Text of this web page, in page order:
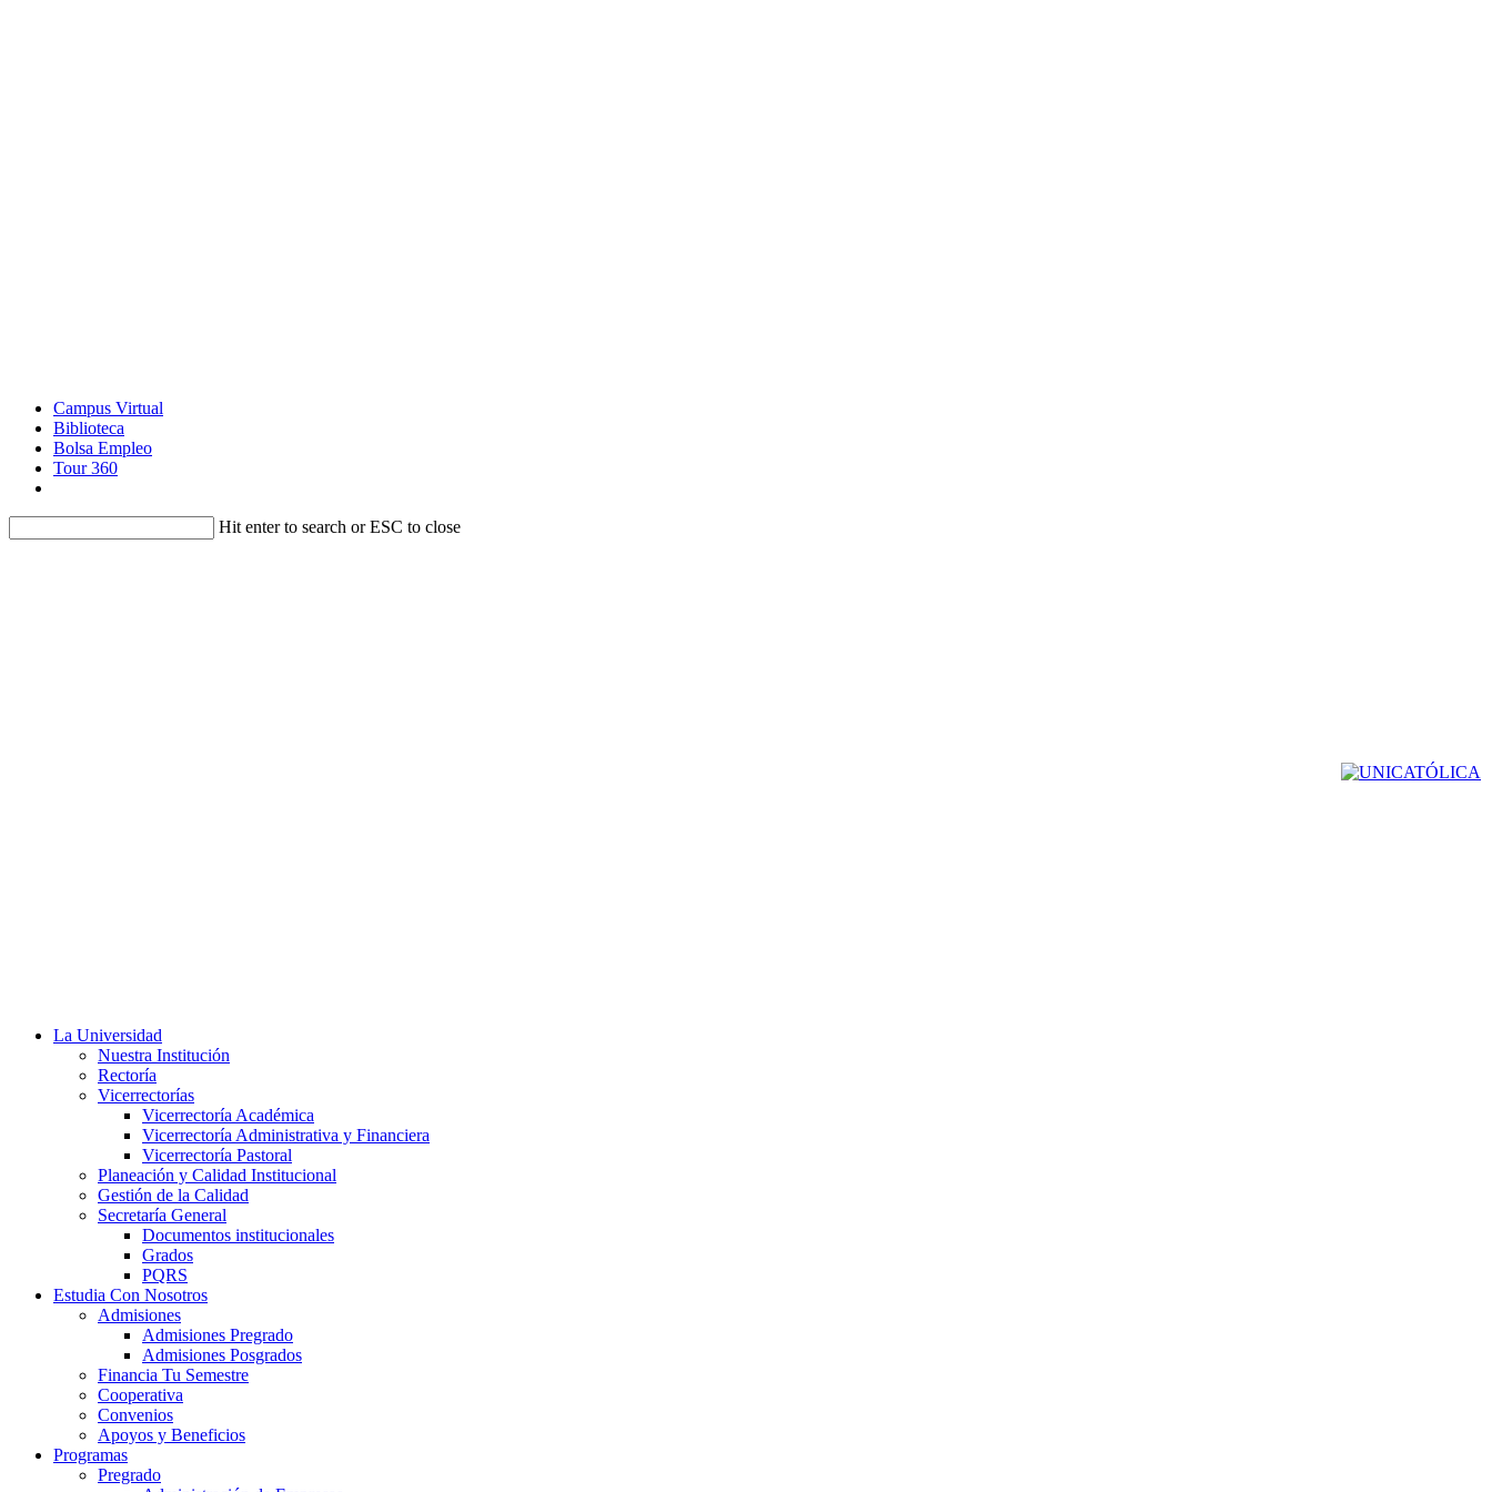
Campus Virtual
Biblioteca
Bolsa Empleo
Tour 360
Hit enter to search or ESC to close
La Universidad
Nuestra Institución
Rectoría
Vicerrectorías
Vicerrectoría Académica
Vicerrectoría Administrativa y Financiera
Vicerrectoría Pastoral
Planeación y Calidad Institucional
Gestión de la Calidad
Secretaría General
Documentos institucionales
Grados
PQRS
Estudia Con Nosotros
Admisiones
Admisiones Pregrado
Admisiones Posgrados
Financia Tu Semestre
Cooperativa
Convenios
Apoyos y Beneficios
Programas
Pregrado